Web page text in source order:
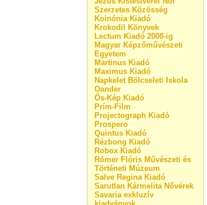
Szerzetes Közösség
Koinónia Kiadó
Krokodil Könyvek
Lectum Kiadó 2008-ig
Magyar Képzőművészeti
Egyetem
Martinus Kiadó
Maximus Kiadó
Napkelet Bölcseleti Iskola
Oander
Ős-Kép Kiadó
Prím-Film
Projectograph Kiadó
Prospero
Quintus Kiadó
Rézbong Kiadó
Robox Kiadó
Rómer Flóris Művészeti és
Történeti Múzeum
Salve Regina Kiadó
Sarutlan Kármelita Nővérek
Savaria exkluzív